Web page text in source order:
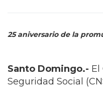
25 aniversario de la
Santo Domingo.- El
Seguridad Social